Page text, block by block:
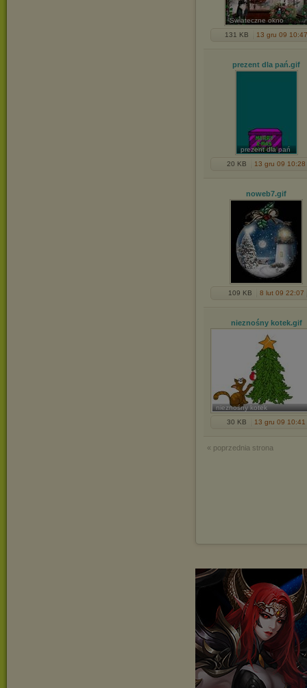
Świateczne okno
131 KB
13 gru 09 10:47
prezent dla pań.gif
prezent dla pań
20 KB
13 gru 09 10:28
noweb7.gif
109 KB 8 lut 09 22:07
nieznośny kotek.gif
nieznośny kotek
30 KB
13 gru 09 10:41
« poprzednia strona